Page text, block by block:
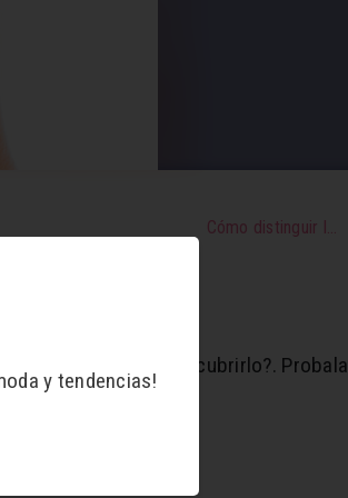
Cómo distinguir la gripe y el resfrío
difícil. ¿Cómo descubrirlo?. Probala
que usar!
y tendencias!